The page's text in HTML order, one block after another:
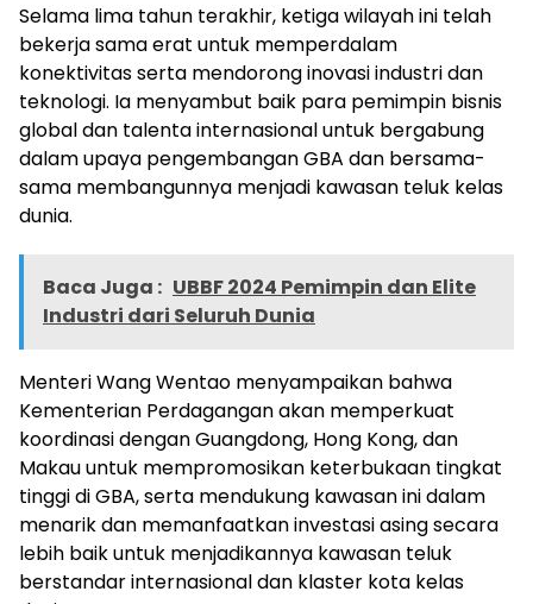
Selama lima tahun terakhir, ketiga wilayah ini telah
bekerja sama erat untuk memperdalam
konektivitas serta mendorong inovasi industri dan
teknologi. Ia menyambut baik para pemimpin bisnis
global dan talenta internasional untuk bergabung
dalam upaya pengembangan GBA dan bersama-
sama membangunnya menjadi kawasan teluk kelas
dunia.
Baca Juga : UBBF 2024 Pemimpin dan Elite
Industri dari Seluruh Dunia
Menteri Wang Wentao menyampaikan bahwa
Kementerian Perdagangan akan memperkuat
koordinasi dengan Guangdong, Hong Kong, dan
Makau untuk mempromosikan keterbukaan tingkat
tinggi di GBA, serta mendukung kawasan ini dalam
menarik dan memanfaatkan investasi asing secara
lebih baik untuk menjadikannya kawasan teluk
berstandar internasional dan klaster kota kelas